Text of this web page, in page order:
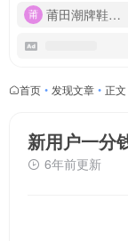
莆田潮牌鞋服-货源
首页 • 发现文章 • 正文
新用户一分
6年前更新